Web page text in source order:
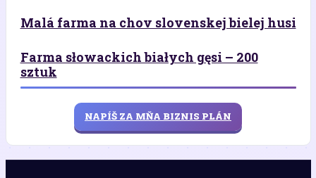
Malá farma na chov slovenskej bielej husi
Farma słowackich białych gęsi – 200
sztuk
NAPÍŠ ZA MŇA BIZNIS PLÁN